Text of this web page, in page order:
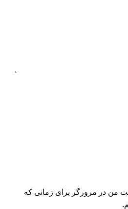
من در مرورگر برای زمانی که